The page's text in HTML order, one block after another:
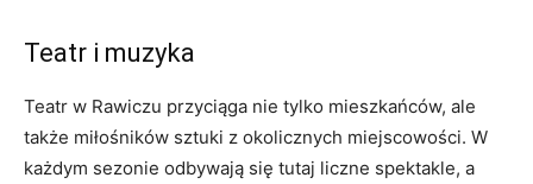
Teatr i muzyka
Teatr w Rawiczu przyciąga nie tylko mieszkańców, ale
także miłośników sztuki z okolicznych miejscowości. W
każdym sezonie odbywają się tutaj liczne spektakle, a